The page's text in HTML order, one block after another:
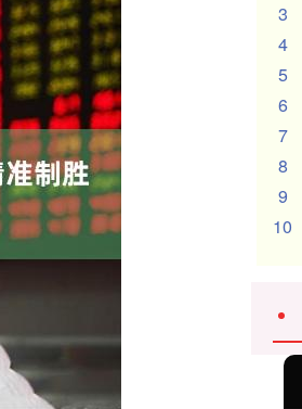
3
4
5
6
7
8
9
10
4694.44